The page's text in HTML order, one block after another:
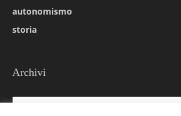
autonomismo
storia
Archivi
Archivi